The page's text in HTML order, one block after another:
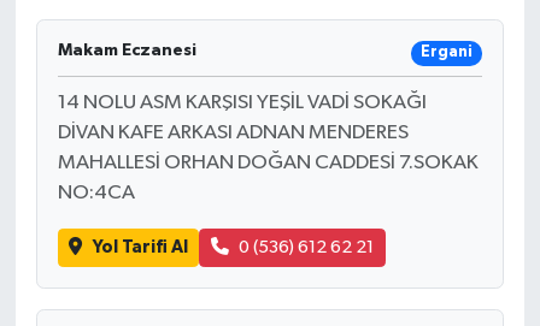
Makam Eczanesi Ergani
14 NOLU ASM KARŞISI YEŞİL VADİ SOKAĞI
DİVAN KAFE ARKASI ADNAN MENDERES
MAHALLESİ ORHAN DOĞAN CADDESİ 7.SOKAK
NO:4CA
Yol Tarifi Al 0 (536) 612 62 21